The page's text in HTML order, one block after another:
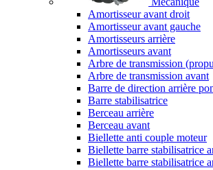
Amortisseur avant droit
Amortisseur avant gauche
Amortisseurs arrière
Amortisseurs avant
Arbre de transmission
Arbre de transmission avant
Barre de direction arrière
Barre stabilisatrice
Berceau arrière
Berceau avant
Biellette anti couple moteur
Biellette barre stabilisatrice
Biellette barre stabilisatrice